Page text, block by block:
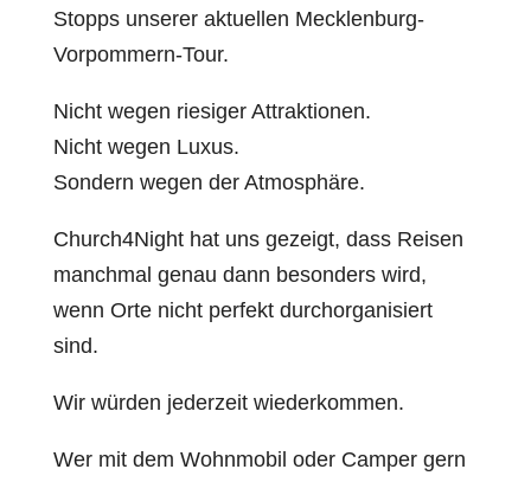
Stopps unserer aktuellen Mecklenburg-
Vorpommern-Tour.
Nicht wegen riesiger Attraktionen.
Nicht wegen Luxus.
Sondern wegen der Atmosphäre.
Church4Night hat uns gezeigt, dass Reisen
manchmal genau dann besonders wird,
wenn Orte nicht perfekt durchorganisiert
sind.
Wir würden jederzeit wiederkommen.
Wer mit dem Wohnmobil oder Camper gern